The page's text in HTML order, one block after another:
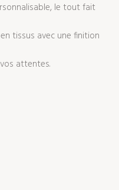
le tout fait
tissus avec une finition
attentes.